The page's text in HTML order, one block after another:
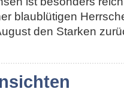
blaublütigen
den Starken